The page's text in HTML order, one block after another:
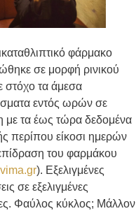
φάρμακο
σε μορφή ρινικού
στόχο τα άμεσα
εντός ωρών σε
με τα έως τώρα δεδομένα
περίπου είκοσι ημερών
του φαρμάκου
). Εξελιγμένες
σε εξελιγμένες
Φαύλος κύκλος; Μάλλον